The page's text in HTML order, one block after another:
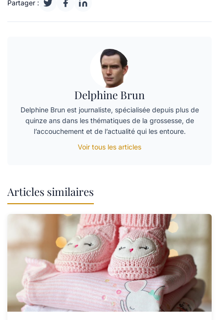
Partager :
Delphine Brun
Delphine Brun est journaliste, spécialisée depuis plus de
quinze ans dans les thématiques de la grossesse, de
l’accouchement et de l’actualité qui les entoure.
Voir tous les articles
Articles similaires